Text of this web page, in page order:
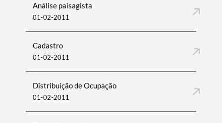
Análise paisagista
01-02-2011
Cadastro
01-02-2011
Distribuição de Ocupação
01-02-2011